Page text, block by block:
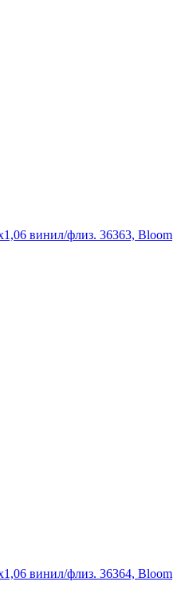
винил/флиз. 36363, Bloom
винил/флиз. 36364, Bloom